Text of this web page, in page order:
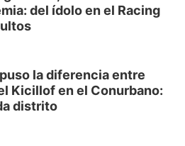
del ídolo en el Racing
la diferencia entre
Kicillof en el Conurbano:
distrito